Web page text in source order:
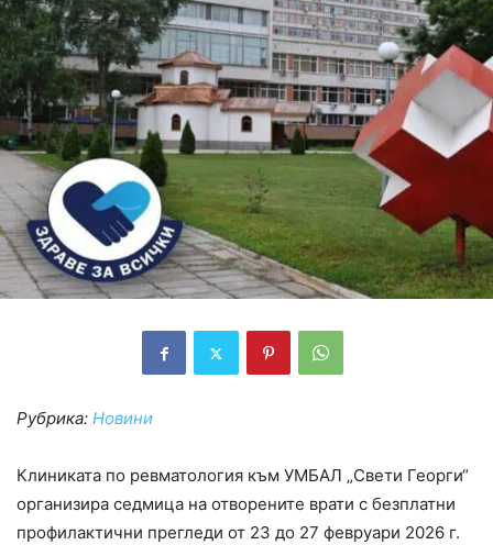
Рубрика: Новини
Клиниката по ревматология към УМБАЛ „Свети Георги“
организира седмица на отворените врати с безплатни
профилактични прегледи от 23 до 27 февруари 2026 г.